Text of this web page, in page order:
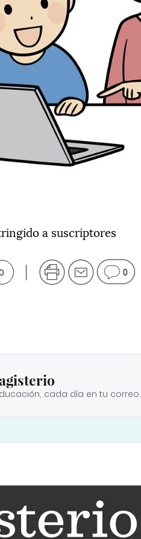
a suscriptores
0
cada día en tu correo.